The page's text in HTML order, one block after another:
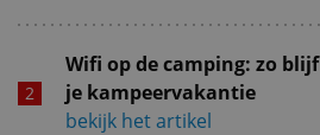
Wifi op de camping: zo
je kampeervakantie
bekijk het artikel